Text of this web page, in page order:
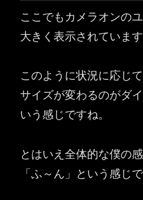
ここでもカメラオンの
大きく表示されています
このように状況に応じ
サイズが変わるのがダ
いう感じですね。
とはいえ全体的な僕の
「ふ～ん」という感じ